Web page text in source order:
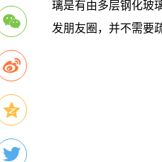
璃是有由多层钢化玻
发朋友圈，并不需要